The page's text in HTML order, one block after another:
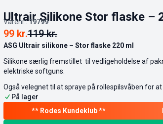
Ultrair Silikone Stor flaske –
Varenr.:19799
119kr.
99 kr.
ASG Ultrair silikone – Stor flaske 220 ml
Silikone særlig fremstillet til vedligeholdelse af
elektriske softguns.
Også velegnet til at spraye på rollespilsvåben for
På lager